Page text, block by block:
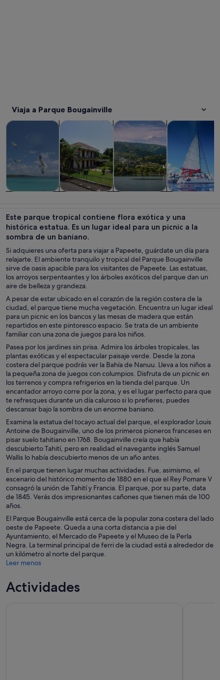
Viaja a Parque Bougainville
de un día
Visitas guiadas y excursiones de un díaSe abre en una
Historia y culturaSe abre en una pestaña
personalizadas
Visitas privadas y
cruceros
Visitas
Este parque tropical contiene flora exótica y una
histórica estatua. Es un lugar ideal para un picnic a la
sombra de un baniano.
Si adquieres una oferta para viajar a Papeete, guárdate un día para
relajarte. El ambiente tranquilo y tropical del Parque Bougainville
sirve de oasis apacible para los visitantes de Papeete. Las estatuas,
los arroyos serpenteantes y los árboles exóticos del parque dan un
aire de belleza y grandeza.
A pesar de estar ubicado en el corazón de la región costera de la
ciudad, el parque tiene mucha vegetación. Encuentra un lugar ideal
para un picnic en los bancos y las mesas de madera que están
repartidos en este pintoresco espacio. Se trata de un ambiente
familiar con una zona de juegos para los niños.
Pasea por los jardines sin prisa. Admira los árboles tropicales, las
plantas exóticas y el espectacular paisaje verde. Desde la zona
costera del parque podrás ver la Bahía de Nanuu. Lleva a los niños a
la pequeña zona de juegos con columpios. Disfruta de un picnic en
los terrenos y compra refrigerios en la tienda del parque. Un
encantador arroyo corre por la zona, y es el lugar perfecto para que
te refresques durante un día caluroso si lo prefieres, puedes
descansar bajo la sombra de un enorme baniano.
Examina la estatua del tocayo actual del parque, el explorador Louis
Antoine de Bougainville, uno de los primeros pioneros franceses en
pisar suelo tahitiano en 1768. Bougainville creía que había
descubierto Tahití, pero en realidad el navegante inglés Samuel
Wallis lo había descubierto menos de un año antes.
En el parque tienen lugar muchas actividades. Fue, asimismo, el
escenario del histórico momento de 1880 en el que el Rey Pomare V
consagró la unión de Tahití y Francia. El parque, por su parte, data
de 1845. Verás dos impresionantes cañones que tienen más de 100
años.
El Parque Bougainville está cerca de la popular zona costera del lado
oeste de Papeete. Queda a una corta distancia a pie del
Ayuntamiento, el Mercado de Papeete y el Museo de la Perla
Negra. La terminal principal de ferri de la ciudad está a alrededor de
un kilómetro al norte del parque.
Leer menos
Actividades